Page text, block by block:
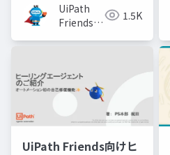
UiPath
Friends
1.5K
UiPath Friends向けヒ